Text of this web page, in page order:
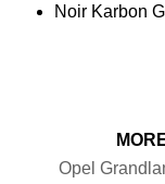
Noir Karbon
Opel